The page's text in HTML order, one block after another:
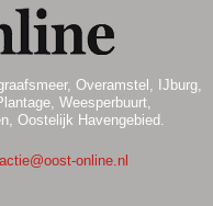
Overamstel, IJburg,
Weesperbuurt,
Oostelijk Havengebied.
online.nl